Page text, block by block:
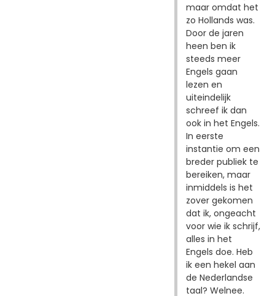
maar omdat het
zo Hollands was.
Door de jaren
heen ben ik
steeds meer
Engels gaan
lezen en
uiteindelijk
schreef ik dan
ook in het Engels.
In eerste
instantie om een
breder publiek te
bereiken, maar
inmiddels is het
zover gekomen
dat ik, ongeacht
voor wie ik schrijf,
alles in het
Engels doe. Heb
ik een hekel aan
de Nederlandse
taal? Welnee.